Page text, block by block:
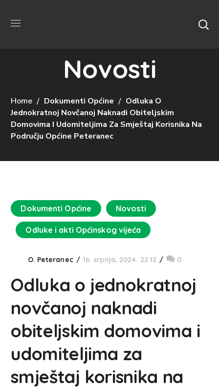
Novosti
Home Dokumenti Općine
Odluka O
Jednokratnoj Novčanoj Naknadi Obiteljskim
Domovima I Udomiteljima Za Smještaj Korisnika Na
Području Općine Peteranec
Dokumenti Općine Novosti
Odluke i akti Općinskog vijeća
O. Peteranec 16. srpnja, 2024. 22:12 0
Odluka o jednokratnoj
novčanoj naknadi
obiteljskim domovima i
udomiteljima za
smještaj korisnika na